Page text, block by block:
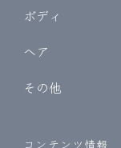
ボディ
ヘア
その他
コンテンツ情報